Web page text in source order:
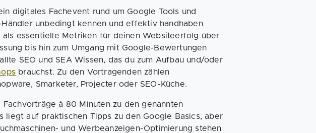
digitales Fachevent rund um Google Tools und
unbedingt kennen und effektiv handhaben
essentielle Metriken für deinen Websiteerfolg über
bis hin zum Umgang mit Google-Bewertungen
SEO und SEA Wissen, das du zum Aufbau und/oder
brauchst. Zu den Vortragenden zählen
Smarketer, Projecter oder SEO-Küche.
à 80 Minuten zu den genannten
liegt auf praktischen Tipps zu den Google Basics, aber
und Werbeanzeigen-Optimierung stehen